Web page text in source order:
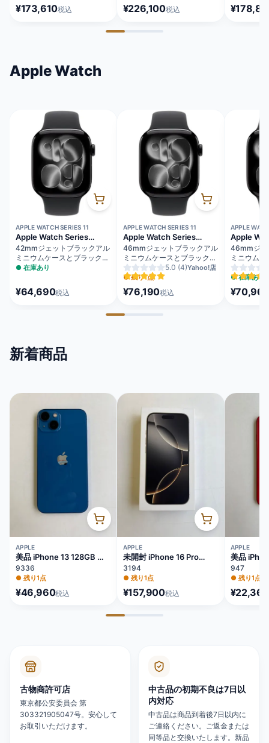
タニウム SIMフリー
[MYMY3J/A]
¥173,610税込
ジ SIMフリー [MFY94J/A]
¥226,100税込
Apple Watch
APPLE WATCH SERIES 11
Apple Watch Series
11（GPSモデル）
42mmジェットブラックアル
ミニウムケースとブラックス
ポーツバンド - M/L
● 在庫あり
¥64,690税込
APPLE WATCH SERIES 11
Apple Watch Series
11（GPS + Cellularモデ
ル）
46mmジェットブラックアル
ミニウムケースとブラックス
ポーツバンド - S/M
MFC24J/A
5.0 (4)Yahoo!店
●残り1点
¥76,190税込
APPLE
Apple
11（GPS
46mmジェ
ミニウム
ポーツバ
MEUX4J/A
●在庫あり
¥70,960
新着商品
APPLE
美品 iPhone 13 128GB ブ
ルー バッテリー84%
MLNG3J/A
9336
● 残り1点
¥46,960税込
APPLE
未開封 iPhone 16 Pro
128GB ナチュラルチタニ
ウム バッテリー100%
MYMY3J/A
3194
● 残り1点
¥157,900税込
APPLE
美品
64GB レ
81%
947
● 残り1点
¥22,360
古物商許可店
東京都公安委員会 第
303321905047号。安心して
お取引いただけます。
中古品の初期不良は7日以
内対応
中古品は商品到着後7日以内に
ご連絡ください。ご返金または
同等品と交換いたします。新品